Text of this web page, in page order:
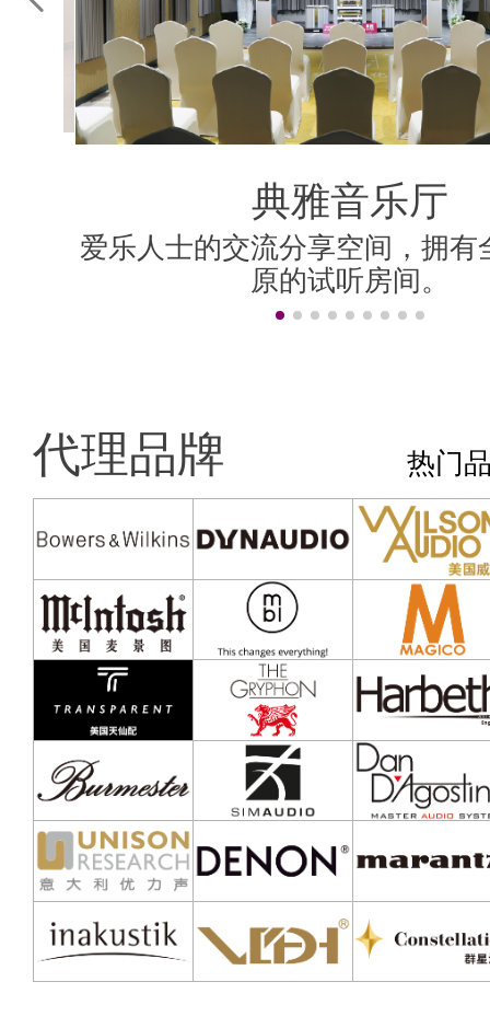
香港房
为精巧、简洁、宁静的听音室设
至三人的听音环境。
典雅音乐厅
爱乐人士的交流分享空间，拥有
原的试听房间。
影院房
汇聚Dolby Atmos、DTS:X、
院技术，精准声画移动效
米兰房
主题风格各异的声学房，拥有
间，都以无损声学处理方
伦敦房
设计理念是保持英式贵族风格，
居大厅无异。
上海房
“旧上海”风格，置身其中，轻啜
的乐韵中悠然自得！
柏林房
设计简洁，全房建材主要用白雪
面加上德国式建筑线条图案，
非常时尚。
纽约房
可调音设计，房间的音频响应
的。
好莱坞房
采用 顶级的AV视听器材，营造
效果。
香港房
为精巧、简洁、宁静的听音室设
至三人的听音环境。
典雅音乐厅
爱乐人士的交流分享空间，拥有
原的试听房间。
代理品牌 热门